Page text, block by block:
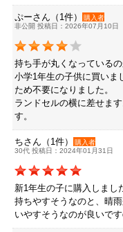
ぷーさん（1件）
購入者
非公開 投稿日：2026年07月10日
持ち手が丸くなっている
小学1年生の子供に買いま
ため不要になりました。
ランドセルの横に差せま
す。
ちさん（1件）
購入者
30代 投稿日：2024年01月31日
新1年生の子に購入しまし
持ちやすそうなのと、晴
いやすそうなのが良いで